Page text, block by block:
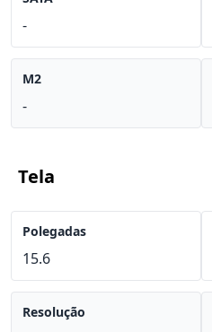
-
M2
-
Tela
Polegadas
15.6
Resolução